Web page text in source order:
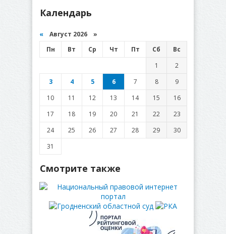
Календарь
« Август 2026 »
Пн
Вт Ср Чт Пт Сб
Вс
1
2
3
4 5 6 7 8
9
10
11 12 13 14 15
16
17
18 19 20 21 22
23
24
25 26 27 28 29
30
31
Смотрите также